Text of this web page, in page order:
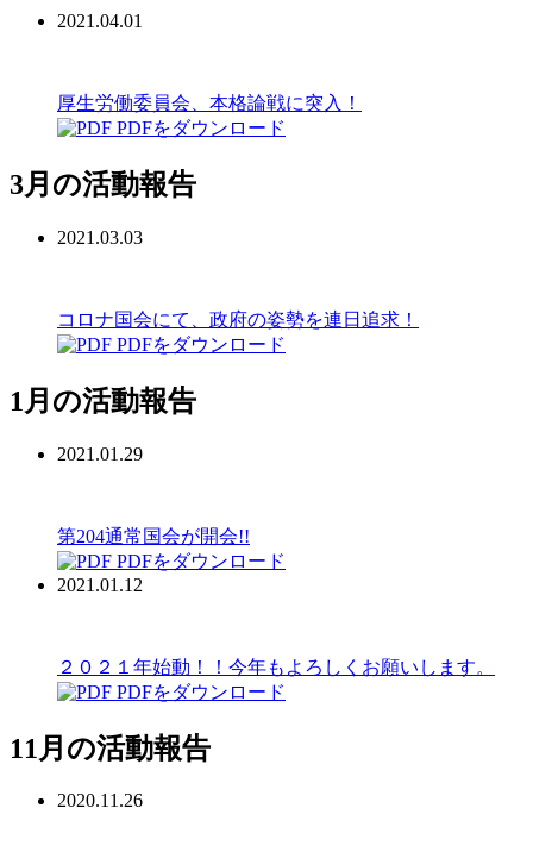
2021.04.01
厚生労働委員会、本格論戦に突入！
PDFをダウンロード
3月の活動報告
2021.03.03
コロナ国会にて、政府の姿勢を連日追求！
PDFをダウンロード
1月の活動報告
2021.01.29
第204通常国会が開会!!
PDFをダウンロード
2021.01.12
２０２１年始動！！今年もよろしくお願いします。
PDFをダウンロード
11月の活動報告
2020.11.26